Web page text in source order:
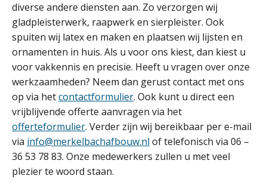
diverse andere diensten aan. Zo verzorgen wij
gladpleisterwerk, raapwerk en sierpleister. Ook
spuiten wij latex en maken en plaatsen wij lijsten en
ornamenten in huis. Als u voor ons kiest, dan kiest u
voor vakkennis en precisie. Heeft u vragen over onze
werkzaamheden? Neem dan gerust contact met ons
op via hetcontactformulier. Ook kunt u direct een
vrijblijvende offerte aanvragen via het
offerteformulier. Verder zijn wij bereikbaar per e-mail
via info@merkelbachafbouw.nl of telefonisch via 06 –
36 53 78 83. Onze medewerkers zullen u met veel
plezier te woord staan.